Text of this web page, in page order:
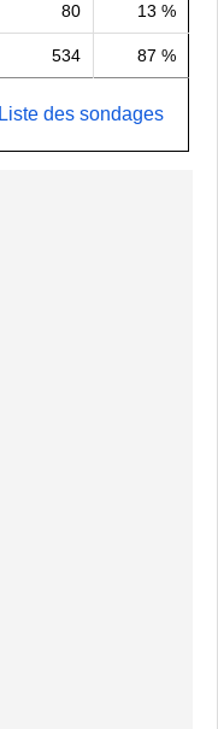
80 13 %
534 87 %
Liste des sondages